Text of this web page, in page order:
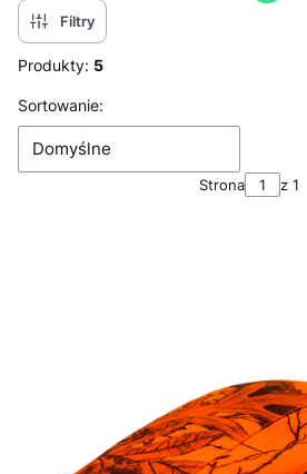
Filtry
Produkty: 5
Lista produktów
Sortowanie:
Domyślne
Strona z 1